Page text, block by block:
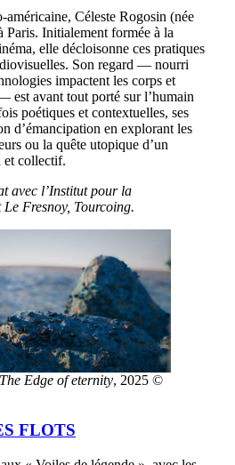
américaine, Céleste Rogosin (née
Paris. Initialement formée à la
elle décloisonne ces pratiques
Son regard — nourri
impactent les corps et
est avant tout porté sur l’humain
poétiques et contextuelles, ses
d’émancipation en explorant les
ou la quête utopique d’un
et collectif.
avec l’Institut pour la
Fresnoy, Tourcoing.
The Edge of eternity, 2025 ©
FLOTS